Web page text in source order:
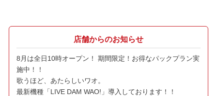
店舗からのお知らせ
8月は全日10時オープン！ 期間限定！お得なパックプラン実
施中！！
歌うほど、あたらしいワオ。
最新機種「LIVE DAM WAO!」導入しております！！